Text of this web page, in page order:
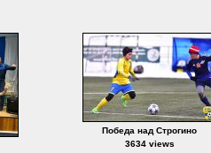
Победа над Строгино
3634 views